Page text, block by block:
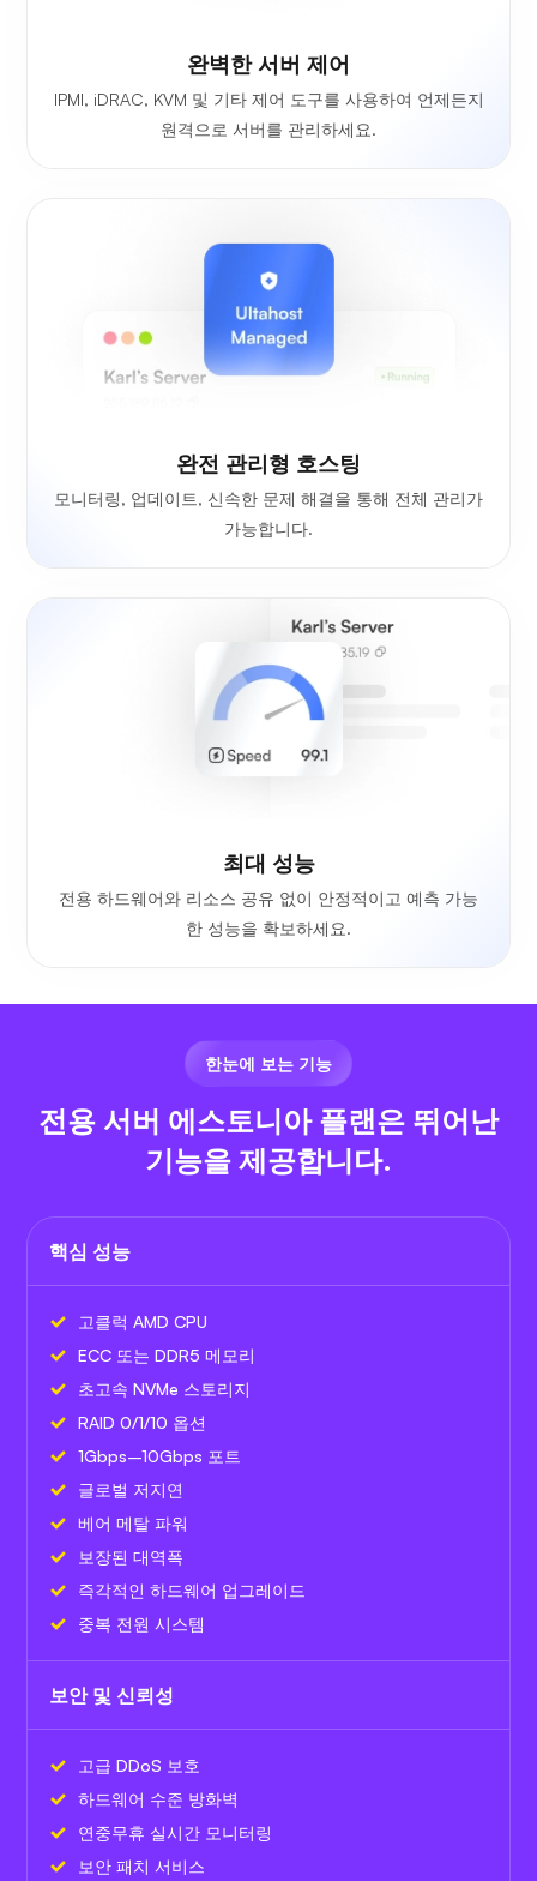
완벽한 서버 제어
IPMI, iDRAC, KVM 및 기타 제어 도구를 사용하여 언제든지
원격으로 서버를 관리하세요.
완전 관리형 호스팅
모니터링, 업데이트, 신속한 문제 해결을 통해 전체 관리가
가능합니다.
최대 성능
전용 하드웨어와 리소스 공유 없이 안정적이고 예측 가능
한 성능을 확보하세요.
한눈에 보는 기능
전용 서버 에스토니아 플랜은 뛰어난
기능을 제공합니다.
핵심 성능
고클럭 AMD CPU
ECC 또는 DDR5 메모리
초고속 NVMe 스토리지
RAID 0/1/10 옵션
1Gbps–10Gbps 포트
글로벌 저지연
베어 메탈 파워
보장된 대역폭
즉각적인 하드웨어 업그레이드
중복 전원 시스템
보안 및 신뢰성
고급 DDoS 보호
하드웨어 수준 방화벽
연중무휴 실시간 모니터링
보안 패치 서비스